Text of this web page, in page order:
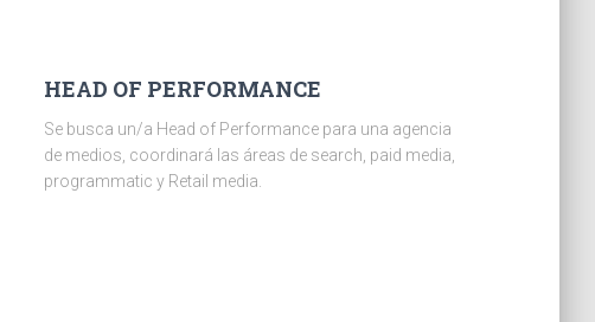
HEAD OF PERFORMANCE
Se busca un/a Head of Performance para una agencia
de medios, coordinará las áreas de search, paid media,
programmatic y Retail media.